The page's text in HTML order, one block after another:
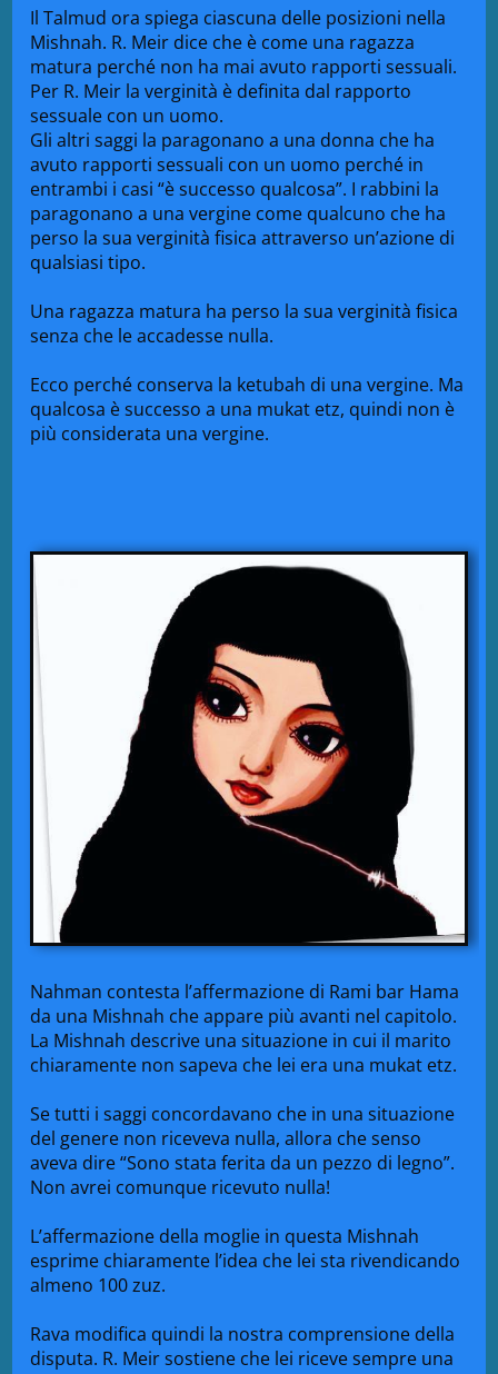
Il Talmud ora spiega ciascuna delle posizioni nella
Mishnah. R. Meir dice che è come una ragazza
matura perché non ha mai avuto rapporti sessuali.
Per R. Meir la verginità è definita dal rapporto
sessuale con un uomo.
Gli altri saggi la paragonano a una donna che ha
avuto rapporti sessuali con un uomo perché in
entrambi i casi “è successo qualcosa”. I rabbini la
paragonano a una vergine come qualcuno che ha
perso la sua verginità fisica attraverso un’azione di
qualsiasi tipo.
Una ragazza matura ha perso la sua verginità fisica
senza che le accadesse nulla.
Ecco perché conserva la ketubah di una vergine. Ma
qualcosa è successo a una mukat etz, quindi non è
più considerata una vergine.
Nahman contesta l’affermazione di Rami bar Hama
da una Mishnah che appare più avanti nel capitolo.
La Mishnah descrive una situazione in cui il marito
chiaramente non sapeva che lei era una mukat etz.
Se tutti i saggi concordavano che in una situazione
del genere non riceveva nulla, allora che senso
aveva dire “Sono stata ferita da un pezzo di legno”.
Non avrei comunque ricevuto nulla!
L’affermazione della moglie in questa Mishnah
esprime chiaramente l’idea che lei sta rivendicando
almeno 100 zuz.
Rava modifica quindi la nostra comprensione della
disputa. R. Meir sostiene che lei riceve sempre una